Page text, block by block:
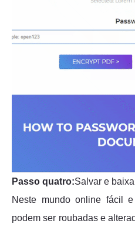
Passo quatro:Salvar e
Neste mundo online fácil
podem ser roubadas e